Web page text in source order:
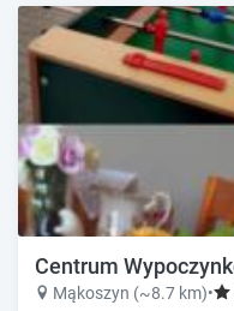
Centrum
Mąkoszyn (~8.7 km)•